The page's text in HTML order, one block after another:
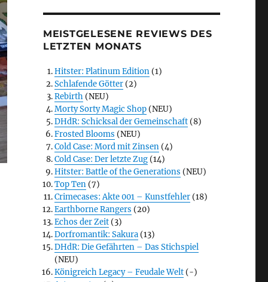
MEISTGELESENE REVIEWS DES
LETZTEN MONATS
Hitster: Platinum Edition (1)
Schlafende Götter (2)
Rebirth (NEU)
Morty Sorty Magic Shop (NEU)
DHdR: Schicksal der Gemeinschaft (8)
Frosted Blooms (NEU)
Cold Case: Mord mit Zinsen (4)
Cold Case: Der letzte Zug (14)
Hitster: Battle of the Generations (NEU)
Top Ten (7)
Crimecases: Akte 001 – Kunstfehler (18)
Earthborne Rangers (20)
Echos der Zeit (3)
Dorfromantik: Sakura (13)
DHdR: Die Gefährten – Das Stichspiel
(NEU)
Königreich Legacy – Feudale Welt (-)